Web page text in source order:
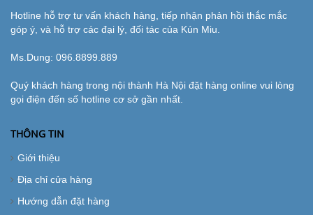
Hotline hỗ trợ tư vấn khách hàng, tiếp nhận phản hồi thắc mắc
góp ý, và hỗ trợ các đại lý, đối tác của Kún Miu.
Ms.Dung: 096.8899.889
Quý khách hàng trong nội thành Hà Nội đặt hàng online vui lòng
gọi điện đến số hotline cơ sở gần nhất.
THÔNG TIN
Giới thiệu
Địa chỉ cửa hàng
Hướng dẫn đặt hàng